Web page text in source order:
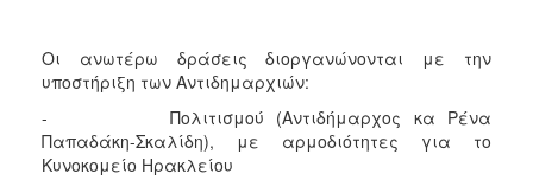
Οι ανωτέρω δράσεις διοργανώνονται με την
υποστήριξη των Αντιδημαρχιών:
- Πολιτισμού (Αντιδήμαρχος κα Ρένα
Παπαδάκη-Σκαλίδη), με αρμοδιότητες για το
Κυνοκομείο Ηρακλείου